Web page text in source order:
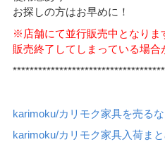
お探しの方はお早めに！
※店舗にて並行販売中となりま
販売終了してしまっている場合
karimoku/カリモク家具を売るな
karimoku/カリモク家具入荷まと